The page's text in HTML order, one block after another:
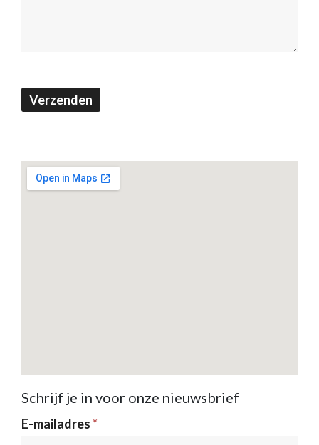
Verzenden
Schrijf je in voor onze nieuwsbrief
Nieuwsbrief
E-mailadres*